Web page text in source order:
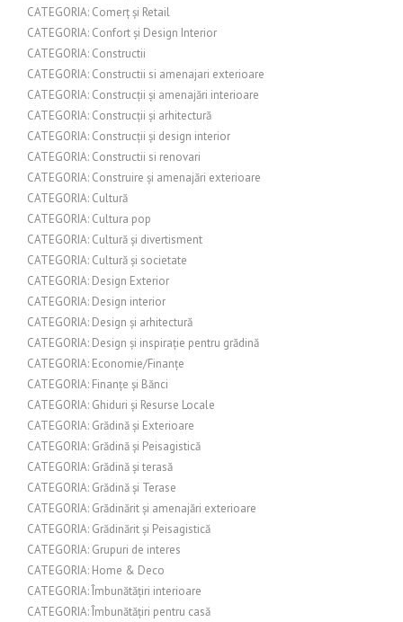
CATEGORIA: Comerț și Retail
CATEGORIA: Confort și Design Interior
CATEGORIA: Constructii
CATEGORIA: Constructii si amenajari exterioare
CATEGORIA: Construcții și amenajări interioare
CATEGORIA: Construcții și arhitectură
CATEGORIA: Construcții și design interior
CATEGORIA: Constructii si renovari
CATEGORIA: Construire și amenajări exterioare
CATEGORIA: Cultură
CATEGORIA: Cultura pop
CATEGORIA: Cultură și divertisment
CATEGORIA: Cultură și societate
CATEGORIA: Design Exterior
CATEGORIA: Design interior
CATEGORIA: Design și arhitectură
CATEGORIA: Design și inspirație pentru grădină
CATEGORIA: Economie/Finanțe
CATEGORIA: Finanțe și Bănci
CATEGORIA: Ghiduri și Resurse Locale
CATEGORIA: Grădină și Exterioare
CATEGORIA: Grădină și Peisagistică
CATEGORIA: Grădină și terasă
CATEGORIA: Grădină și Terase
CATEGORIA: Grădinărit și amenajări exterioare
CATEGORIA: Grădinărit și Peisagistică
CATEGORIA: Grupuri de interes
CATEGORIA: Home & Deco
CATEGORIA: Îmbunătățiri interioare
CATEGORIA: Îmbunătățiri pentru casă